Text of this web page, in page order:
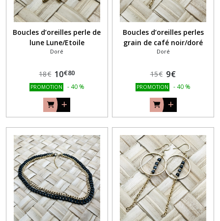
Boucles d’oreilles perle de
lune Lune/Etoile
Doré
18€ 10€80
PROMOTION - 40 %
Boucles d’oreilles perles
grain de café noir/doré
Doré
15€ 9€
PROMOTION - 40 %